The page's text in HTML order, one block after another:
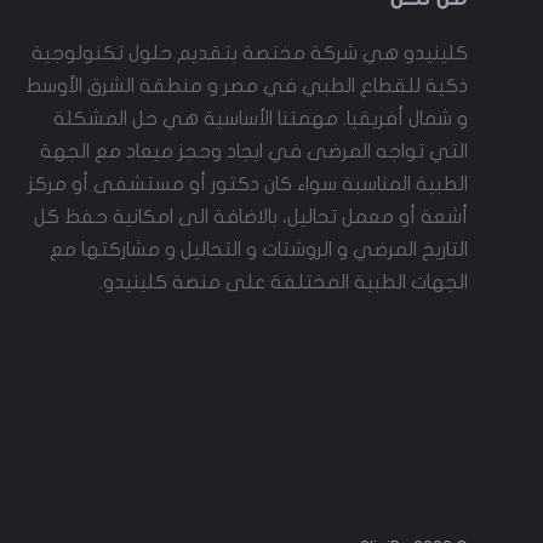
كلينيدو هي شركة مختصة بتقديم حلول تكنولوجية
ذكية للقطاع الطبي في مصر و منطقة الشرق الأوسط
و شمال أفريقيا. مهمتنا الأساسية هي حل المشكلة
التي تواجه المرضى في ايجاد وحجز ميعاد مع الجهة
الطبية المناسبة سواء كان دكتور أو مستشفى أو مركز
أشعة أو معمل تحاليل، بالاضافة الى امكانية حفظ كل
التاريخ المرضي و الروشتات و التحاليل و مشاركتها مع
الجهات الطبية المختلفة على منصة كلينيدو.